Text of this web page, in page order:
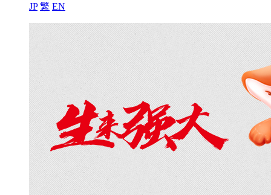
JP 繁 EN